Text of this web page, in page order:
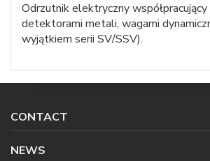
Odrzutnik elektryczny współpracujący
detektorami metali, wagami
wyjątkiem serii SV/SSV).
CONTACT
NEWS